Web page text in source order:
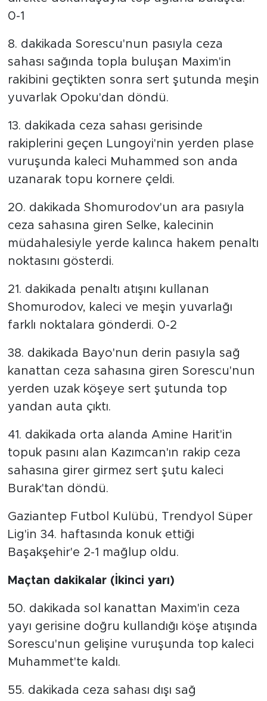
0-1
8. dakikada Sorescu'nun pasıyla ceza
sahası sağında topla buluşan Maxim'in
rakibini geçtikten sonra sert şutunda meşin
yuvarlak Opoku'dan döndü.
13. dakikada ceza sahası gerisinde
rakiplerini geçen Lungoyi'nin yerden plase
vuruşunda kaleci Muhammed son anda
uzanarak topu kornere çeldi.
20. dakikada Shomurodov'un ara pasıyla
ceza sahasına giren Selke, kalecinin
müdahalesiyle yerde kalınca hakem penaltı
noktasını gösterdi.
21. dakikada penaltı atışını kullanan
Shomurodov, kaleci ve meşin yuvarlağı
farklı noktalara gönderdi. 0-2
38. dakikada Bayo'nun derin pasıyla sağ
kanattan ceza sahasına giren Sorescu'nun
yerden uzak köşeye sert şutunda top
yandan auta çıktı.
41. dakikada orta alanda Amine Harit'in
topuk pasını alan Kazımcan'ın rakip ceza
sahasına girer girmez sert şutu kaleci
Burak'tan döndü.
Gaziantep Futbol Kulübü, Trendyol Süper
Lig'in 34. haftasında konuk ettiği
Başakşehir'e 2-1 mağlup oldu.
Maçtan dakikalar (İkinci yarı)
50. dakikada sol kanattan Maxim'in ceza
yayı gerisine doğru kullandığı köşe atışında
Sorescu'nun gelişine vuruşunda top kaleci
Muhammet'te kaldı.
55. dakikada ceza sahası dışı sağ